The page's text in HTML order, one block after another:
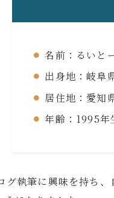
名前：るいと
出身地：岐阜
居住地：愛知
年齢：1995年
グ執筆に興味を持ち